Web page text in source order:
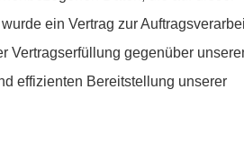
ein Vertrag zur
Vertragserfüllung gegenüber
effizienten Bereitstellung unserer